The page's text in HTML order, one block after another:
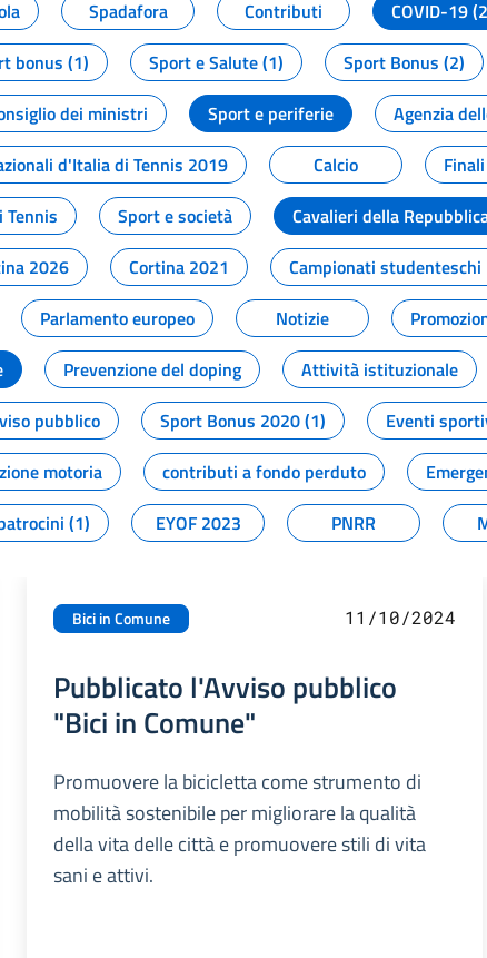
Spadafora Contributi COVID-19
bonus (1) Sport e Salute (1) Sport Bonus (2)
dei ministri Sport e periferie Agenzia
d'Italia di Tennis 2019 Calcio
Sport e società Cavalieri della
2026 Cortina 2021 Campionati
Parlamento europeo Notizie
Prevenzione del doping Attività istituzionale
pubblico Sport Bonus 2020 (1) Eventi
motoria contributi a fondo perduto
(1) EYOF 2023 PNRR
Bici in Comune 11/10/2024
Pubblicato l'Avviso pubblico
"Bici in Comune"
Promuovere la bicicletta come strumento di
mobilità sostenibile per migliorare la qualità
della vita delle città e promuovere stili di vita
sani e attivi.